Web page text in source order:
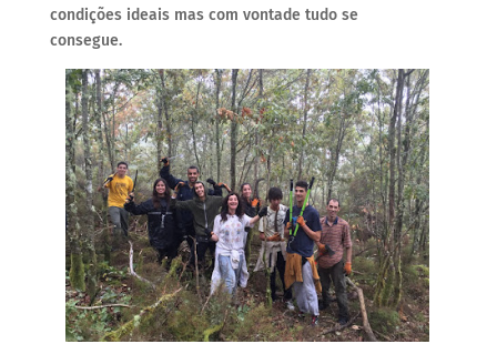
condições ideais mas com vontade tudo se
consegue.